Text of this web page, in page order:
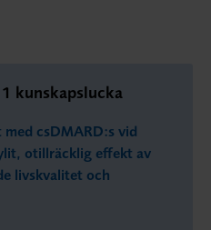
kunskapslucka
csDMARD:s vid
otillräcklig effekt av
livskvalitet och